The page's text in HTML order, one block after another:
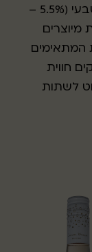
ומהנים , עם אחוז אלכוהול נמוך באופן טבעי (5.5% –
מיוצרים
המתאימים
חווית
לשתות